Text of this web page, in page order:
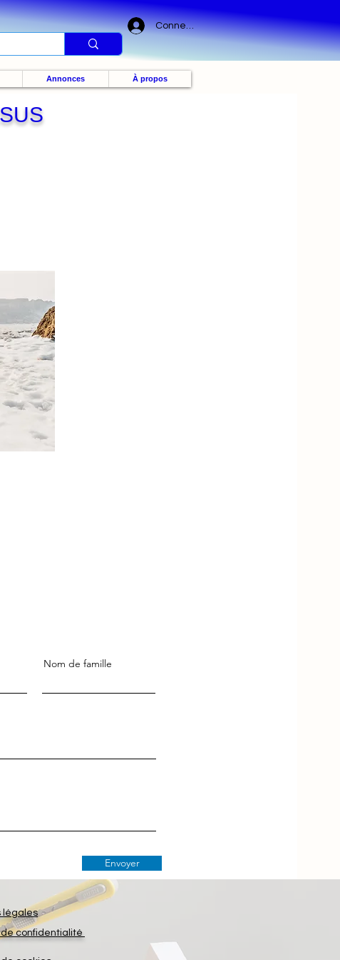
Connexion
Annonces À propos
Nom de famille
Envoyer
légales
de confidentialité